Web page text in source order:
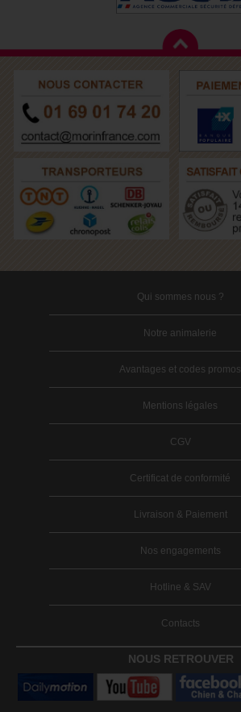
Qui sommes nous ?
Notre animalerie
Avantages et codes promos
Mentions légales
CGV
Certificat de conformité
Livraison & Paiement
Nos engagements
Hotline & SAV
Contacts
NOUS RETROUVER